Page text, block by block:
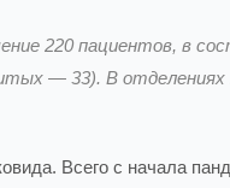
220 пациентов, в
— 33). В
Всего с начала